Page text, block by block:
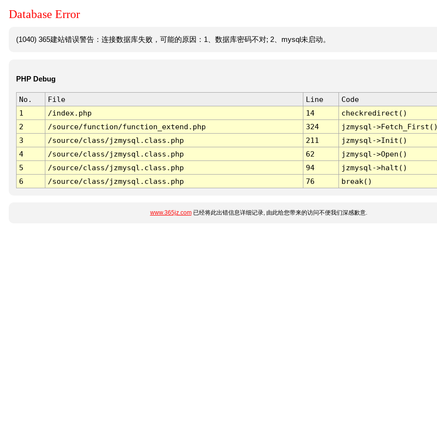
Database Error
(1040) 365建站错误警告：连接数据库失败，可能的原因：1、数据库密码不对; 2、mysql未启动。
PHP Debug
No. File Line
Code
1
/index.php 14
checkredirect()
2
/source/function/function_extend.php 324
jzmysql-
3
/source/class/jzmysql.class.php 211
jzmysql->Init()
4
/source/class/jzmysql.class.php 62
jzmysql->Open()
5
/source/class/jzmysql.class.php 94
jzmysql->halt()
6
/source/class/jzmysql.class.php 76 break()
www.365jz.com已经将此出错信息详细记录, 由此给您带来的访问不便我们深感歉意.